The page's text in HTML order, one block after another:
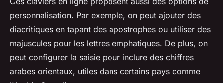
personnalisation. Par exemple, on peut ajouter des
diacritiques en tapant des apostrophes ou utiliser des
majuscules pour les lettres emphatiques. De plus, on
peut configurer la saisie pour inclure des chiffres
arabes orientaux, utiles dans certains pays comme